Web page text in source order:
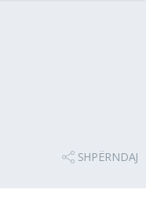
SHPËRNDAJ